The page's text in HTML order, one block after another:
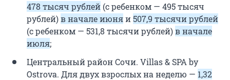
478 тысяч рублей (с ребенком — 495 тысяч
рублей)в начале июняи507,9 тысячи рублей
(с ребенком — 531,8 тысячи рублей)в начале
июля;
Центральный район Сочи. Villas & SPA by
Ostrova. Для двух взрослых на неделю — 1,32